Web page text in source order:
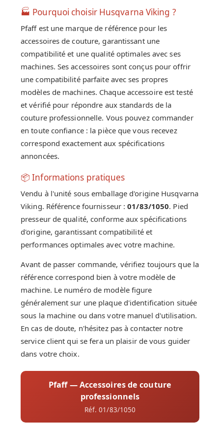
🏭 Pourquoi choisir Husqvarna Viking ?
Pfaff est une marque de référence pour les
accessoires de couture, garantissant une
compatibilité et une qualité optimales avec ses
machines. Ses accessoires sont conçus pour offrir
une compatibilité parfaite avec ses propres
modèles de machines. Chaque accessoire est testé
et vérifié pour répondre aux standards de la
couture professionnelle. Vous pouvez commander
en toute confiance : la pièce que vous recevez
correspond exactement aux spécifications
annoncées.
📦 Informations pratiques
Vendu à l'unité sous emballage d'origine Husqvarna
Viking. Référence fournisseur :01/83/1050. Pied
presseur de qualité, conforme aux spécifications
d'origine, garantissant compatibilité et
performances optimales avec votre machine.
Avant de passer commande, vérifiez toujours que la
référence correspond bien à votre modèle de
machine. Le numéro de modèle figure
généralement sur une plaque d'identification située
sous la machine ou dans votre manuel d'utilisation.
En cas de doute, n'hésitez pas à contacter notre
service client qui se fera un plaisir de vous guider
dans votre choix.
Pfaff — Accessoires de couture
professionnels
Réf. 01/83/1050